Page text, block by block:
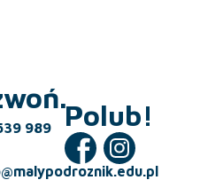
989
Polub!